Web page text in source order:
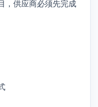
，供应商必须先完成